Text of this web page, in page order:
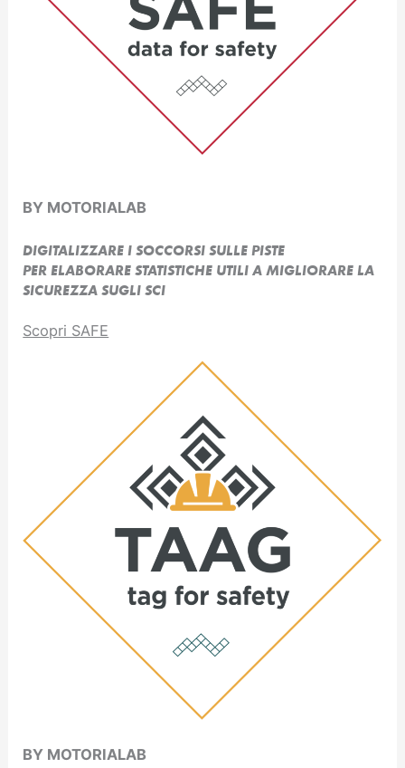
BY MOTORIALAB
DIGITALIZZARE I SOCCORSI SULLE PISTE
PER ELABORARE STATISTICHE UTILI A MIGLIORARE LA
SICUREZZA SUGLI SCI
Scopri SAFE
BY MOTORIALAB